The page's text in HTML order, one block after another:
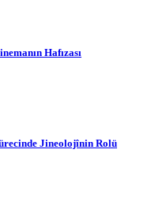
Hafızası
Jineolojînin Rolü